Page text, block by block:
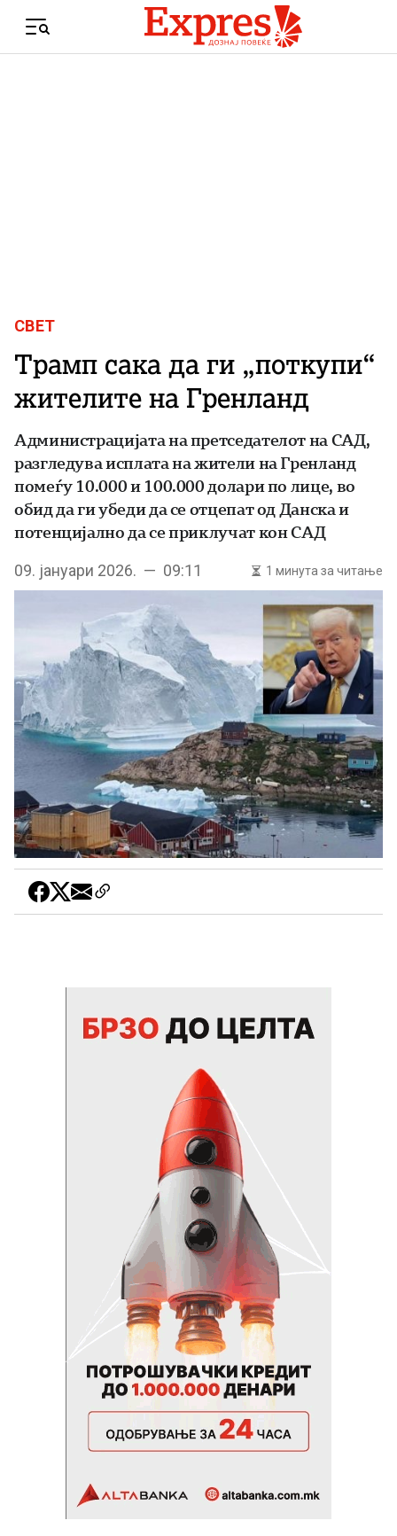
Menu
СВЕТ
Трамп сака да ги „поткупи“
жителите на Гренланд
Администрацијата на претседателот на СAД,
разгледува исплата на жители на Гренланд
помеѓу 10.000 и 100.000 долари по лице, во
обид да ги убеди да се отцепат од Данска и
потенцијално да се приклучат кон САД
09. јануари 2026. — 09:11 1 минута за читање